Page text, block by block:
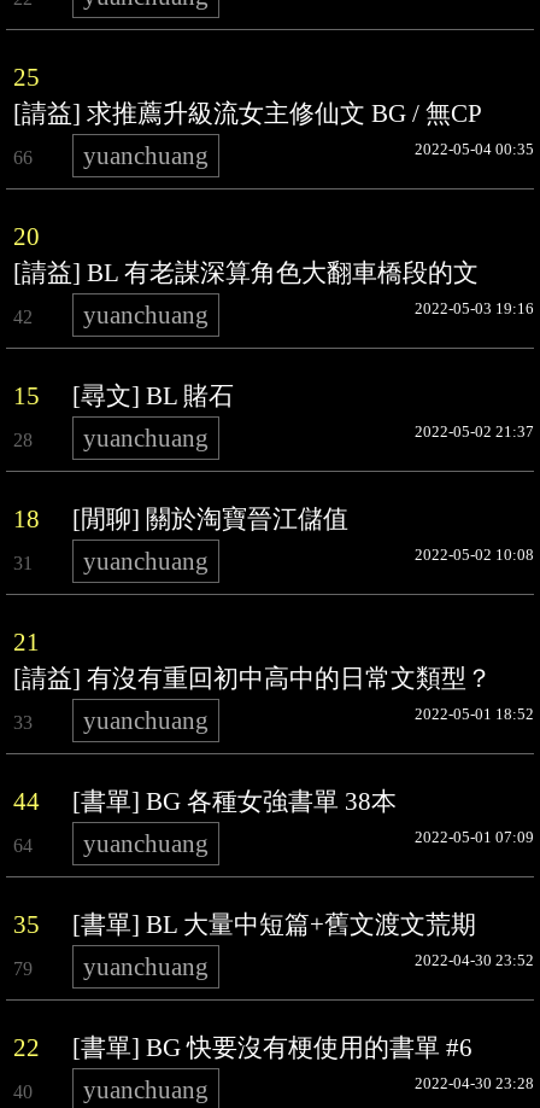
25
[請益] 求推薦升級流女主修仙文 BG / 無CP
66 yuanchuang 2022-05-04 00:35
20
[請益] BL 有老謀深算角色大翻車橋段的文
42 yuanchuang 2022-05-03 19:16
15 [尋文] BL 賭石
28 yuanchuang 2022-05-02 21:37
18 [閒聊] 關於淘寶晉江儲值
31 yuanchuang 2022-05-02 10:08
21
[請益] 有沒有重回初中高中的日常文類型？
33 yuanchuang 2022-05-01 18:52
44 [書單] BG 各種女強書單 38本
64 yuanchuang 2022-05-01 07:09
35 [書單] BL 大量中短篇+舊文渡文荒期
79 yuanchuang 2022-04-30 23:52
22 [書單] BG 快要沒有梗使用的書單 #6
40 yuanchuang 2022-04-30 23:28